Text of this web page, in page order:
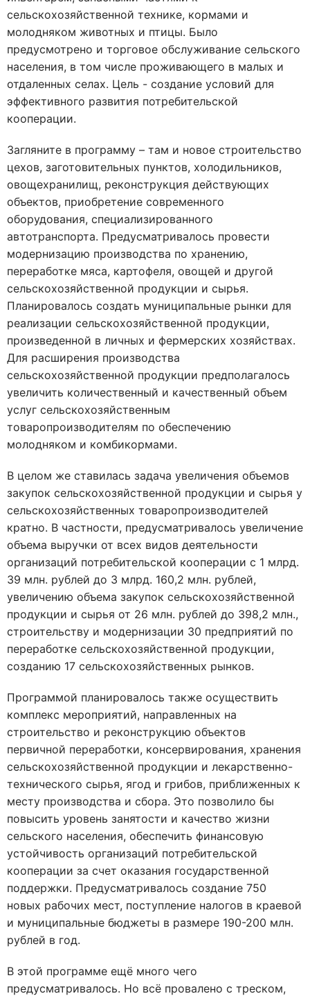
сельскохозяйственной технике, кормами и
молодняком животных и птицы. Было
предусмотрено и торговое обслуживание сельского
населения, в том числе проживающего в малых и
отдаленных селах. Цель - создание условий для
эффективного развития потребительской
кооперации.
Загляните в программу – там и новое строительство
цехов, заготовительных пунктов, холодильников,
овощехранилищ, реконструкция действующих
объектов, приобретение современного
оборудования, специализированного
автотранспорта. Предусматривалось провести
модернизацию производства по хранению,
переработке мяса, картофеля, овощей и другой
сельскохозяйственной продукции и сырья.
Планировалось создать муниципальные рынки для
реализации сельскохозяйственной продукции,
произведенной в личных и фермерских хозяйствах.
Для расширения производства
сельскохозяйственной продукции предполагалось
увеличить количественный и качественный объем
услуг сельскохозяйственным
товаропроизводителям по обеспечению
молодняком и комбикормами.
В целом же ставилась задача увеличения объемов
закупок сельскохозяйственной продукции и сырья у
сельскохозяйственных товаропроизводителей
кратно. В частности, предусматривалось увеличение
объема выручки от всех видов деятельности
организаций потребительской кооперации с 1 млрд.
39 млн. рублей до 3 млрд. 160,2 млн. рублей,
увеличению объема закупок сельскохозяйственной
продукции и сырья от 26 млн. рублей до 398,2 млн.,
строительству и модернизации 30 предприятий по
переработке сельскохозяйственной продукции,
созданию 17 сельскохозяйственных рынков.
Программой планировалось также осуществить
комплекс мероприятий, направленных на
строительство и реконструкцию объектов
первичной переработки, консервирования, хранения
сельскохозяйственной продукции и лекарственно-
технического сырья, ягод и грибов, приближенных к
месту производства и сбора. Это позволило бы
повысить уровень занятости и качество жизни
сельского населения, обеспечить финансовую
устойчивость организаций потребительской
кооперации за счет оказания государственной
поддержки. Предусматривалось создание 750
новых рабочих мест, поступление налогов в краевой
и муниципальные бюджеты в размере 190-200 млн.
рублей в год.
В этой программе ещё много чего
предусматривалось. Но всё провалено с треском,